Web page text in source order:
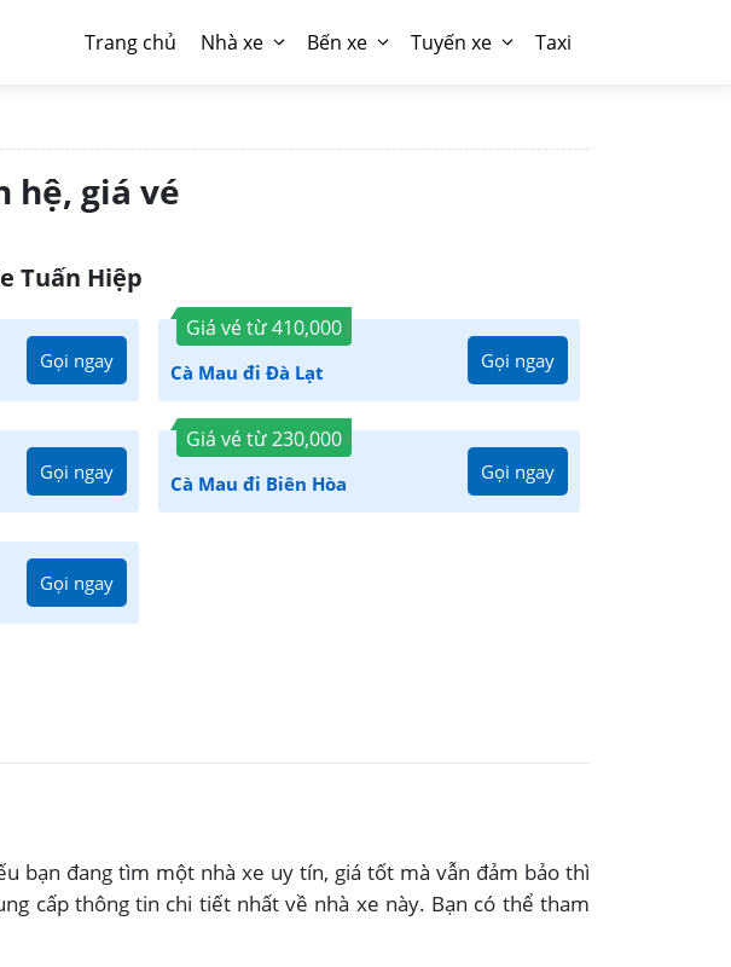
Trang chủ Nhà xe Bến xe Tuyến xe Taxi
hệ, giá vé
Tuấn Hiệp
Gọi ngay
Giá vé từ410,000
Cà Mau đi Đà Lạt Gọi ngay
Gọi ngay
Giá vé từ230,000
Cà Mau đi Biên Hòa Gọi ngay
Gọi ngay
bạn đang tìm một nhà xe uy tín, giá tốt mà vẫn đảm bảo thì
cấp thông tin chi tiết nhất về nhà xe này. Bạn có thể tham